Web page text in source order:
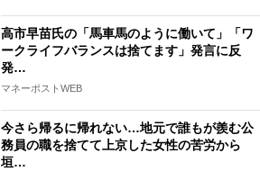
高市早苗氏の「馬車馬のように働いて」「ワ
ークライフバランスは捨てます」発言に反
発…
マネーポストWEB
今さら帰るに帰れない…地元で誰もが羨む公
務員の職を捨てて上京した女性の苦労から
垣…